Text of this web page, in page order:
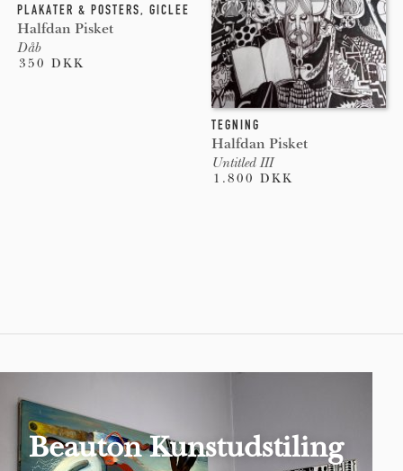
PLAKATER & POSTERS, GICLEE
Halfdan Pisket
Dåb
350 DKK
TEGNING
Halfdan Pisket
Untitled III
1.800 DKK
Beauton Kunstudstiling